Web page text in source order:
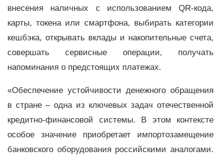
внесения наличных с использованием QR-кода,
карты, токена или смартфона, выбирать категории
кешбэка, открывать вклады и накопительные счета,
совершать сервисные операции, получать
напоминания о предстоящих платежах.
«Обеспечение устойчивости денежного обращения
в стране – одна из ключевых задач отечественной
кредитно-финансовой системы. В этом контексте
особое значение приобретает импортозамещение
банковского оборудования российскими аналогами.